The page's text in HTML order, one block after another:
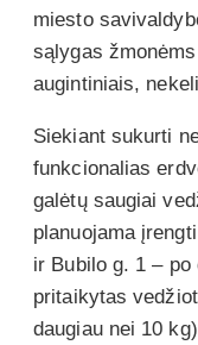
miesto
sąlygas
augintiniais,
Siekiant sukurti
funkcionalias
galėtų saugiai
planuojama
ir Bubilo g. 1 –
pritaikytas
daugiau nei 10